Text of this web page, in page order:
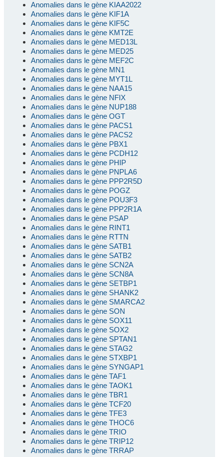
Anomalies dans le gène KIAA2022
Anomalies dans le gène KIF1A
Anomalies dans le gène KIF5C
Anomalies dans le gène KMT2E
Anomalies dans le gène MED13L
Anomalies dans le gène MED25
Anomalies dans le gène MEF2C
Anomalies dans le gène MN1
Anomalies dans le gène MYT1L
Anomalies dans le gène NAA15
Anomalies dans le gène NFIX
Anomalies dans le gène NUP188
Anomalies dans le gène OGT
Anomalies dans le gène PACS1
Anomalies dans le gène PACS2
Anomalies dans le gène PBX1
Anomalies dans le gène PCDH12
Anomalies dans le gène PHIP
Anomalies dans le gène PNPLA6
Anomalies dans le gène PPP2R5D
Anomalies dans le gène POGZ
Anomalies dans le gène POU3F3
Anomalies dans le gène PPP2R1A
Anomalies dans le gène PSAP
Anomalies dans le gène RINT1
Anomalies dans le gène RTTN
Anomalies dans le gène SATB1
Anomalies dans le gène SATB2
Anomalies dans le gène SCN2A
Anomalies dans le gène SCN8A
Anomalies dans le gène SETBP1
Anomalies dans le gène SHANK2
Anomalies dans le gène SMARCA2
Anomalies dans le gène SON
Anomalies dans le gène SOX11
Anomalies dans le gène SOX2
Anomalies dans le gène SPTAN1
Anomalies dans le gène STAG2
Anomalies dans le gène STXBP1
Anomalies dans le gène SYNGAP1
Anomalies dans le gène TAF1
Anomalies dans le gène TAOK1
Anomalies dans le gène TBR1
Anomalies dans le gène TCF20
Anomalies dans le gène TFE3
Anomalies dans le gène THOC6
Anomalies dans le gène TRIO
Anomalies dans le gène TRIP12
Anomalies dans le gène TRRAP